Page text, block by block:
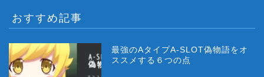
おすすめ記事
最強のAタイプA-SLOT偽物語をオ
ススメする６つの点